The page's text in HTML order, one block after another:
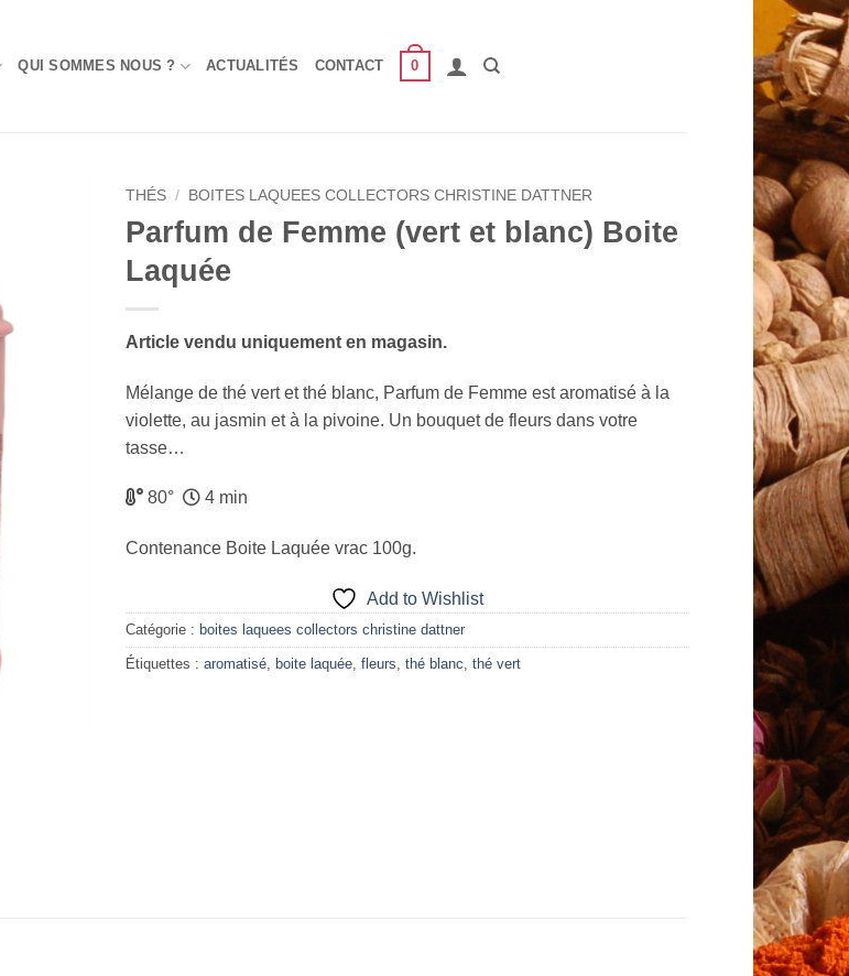
QUI SOMMES NOUS ? ACTUALITÉS CONTACT 0
THÉS / BOITES LAQUEES COLLECTORS CHRISTINE DATTNER
Parfum de Femme (vert et blanc) Boite
Laquée
Article vendu uniquement en magasin.
Mélange de thé vert et thé blanc, Parfum de Femme est aromatisé à la
violette, au jasmin et à la pivoine. Un bouquet de fleurs dans votre
tasse…
80° 4 min
Contenance Boite Laquée vrac 100g.
Add to Wishlist
Catégorie : boites laquees collectors christine dattner
Étiquettes : aromatisé boite laquée fleurs thé blanc thé vert